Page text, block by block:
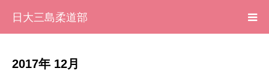
日大三島柔道部
2017年 12月